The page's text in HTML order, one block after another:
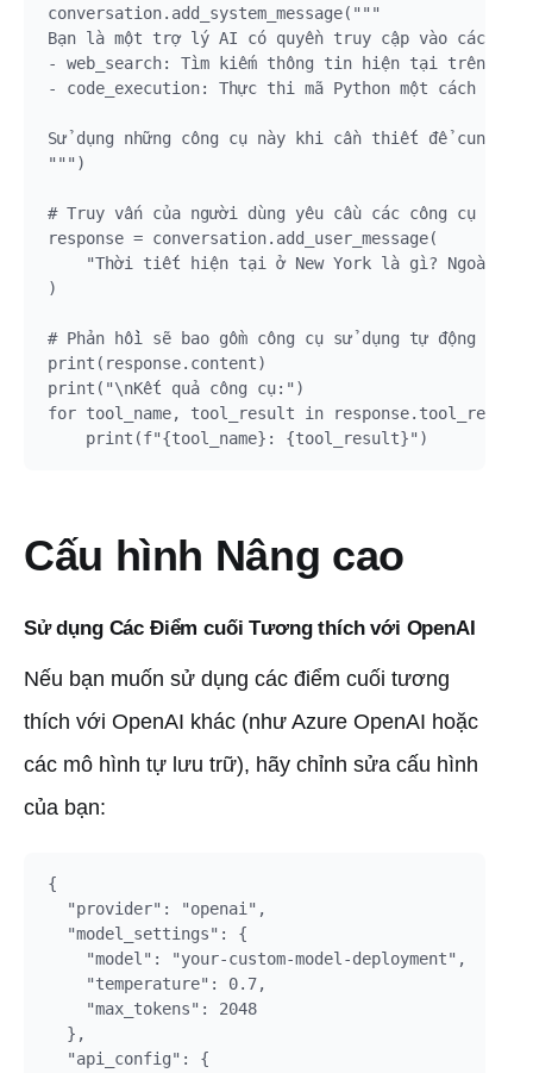
conversation.add_system_message("""
Bạn là một trợ lý AI có quyền truy cập vào các
- web_search: Tìm kiếm thông tin hiện tại trên
- code_execution: Thực thi mã Python một cách an
Sử dụng những công cụ này khi cần thiết để cung
""")
# Truy vấn của người dùng yêu cầu các công cụ
response = conversation.add_user_message(
"Thời tiết hiện tại ở New York là gì? Ngoài
)
# Phản hồi sẽ bao gồm công cụ sử dụng tự động
print(response.content)
print("\nKết quả công cụ:")
for tool_name, tool_result in
Cấu hình Nâng cao
Sử dụng Các Điểm cuối Tương thích với OpenAI
Nếu bạn muốn sử dụng các điểm cuối tương
thích với OpenAI khác (như Azure OpenAI hoặc
các mô hình tự lưu trữ), hãy chỉnh sửa cấu hình
của bạn:
{
  "provider": "openai",
  "model_settings": {
    "model": "your-custom-model-deployment",
    "temperature": 0.7,
    "max_tokens": 2048
  },
  "api_config": {